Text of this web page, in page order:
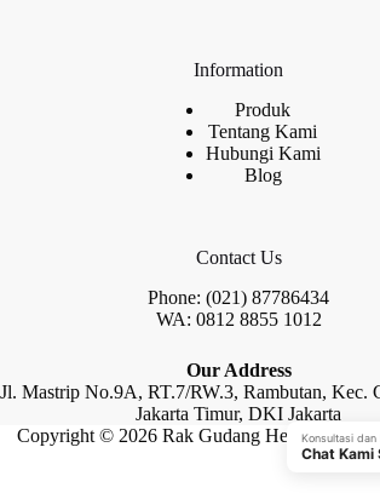
Information
Produk
Tentang Kami
Hubungi Kami
Blog
Contact Us
Phone: (021) 87786434
WA: 0812 8855 1012
Our Address
Jl. Mastrip No.9A, RT.7/RW.3, Rambutan, Kec.
Jakarta Timur, DKI Jakarta
Copyright © 2026 Rak Gudang Heayy Duty
Konsultasi dan
Chat Kami